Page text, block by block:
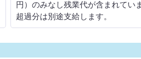
円）のみなし残業代が含まれてい
超過分は別途支給します。